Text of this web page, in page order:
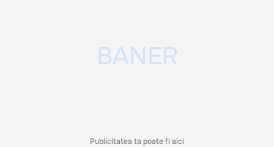
Publicitatea ta poate fi aici